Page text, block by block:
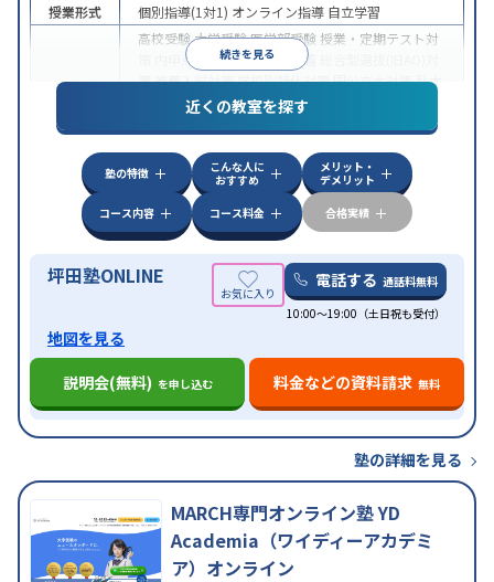
続きを見る
授業形式
個別指導(1対1) オンライン指導 自立学習
高校受験大学受験医学部受験 授業・定期テスト対
内申点対策学習習慣の定着
策推薦入試対策学校別特化対策国公立大対策私大
共通テスト対策英検(英語検定)対策
その
特徴
中高一貫校生に対応授業の振替可能 不登校生に対
学習にPC・タブレットを利用オンライン対応
科目から受講可能季節講習のみの受講可発達障害
の子どもに対応
近くの教室を探す
塾の特徴
こんな人に
おすすめ
メリット・
デメリット
コース内容
コース料金 合格実績
坪田塾ONLINE 電話する 通話料無料
10:00～19:00（土日祝も受付）
地図を見る
説明会(無料) を申し込む 料金などの資料請求 無料
塾の詳細を見る
MARCH専門オンライン塾 YD
Academia（ワイディーアカデミ
ア）オンライン